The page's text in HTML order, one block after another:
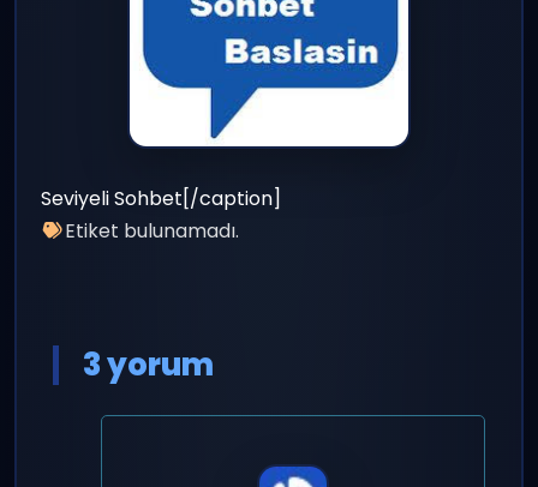
Seviyeli Sohbet[/caption]
Etiket bulunamadı.
3 yorum